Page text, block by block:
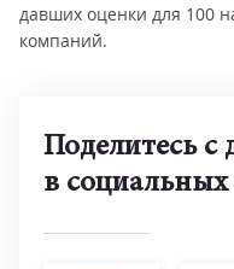
давших оценки для 100
компаний.
Поделитесь с
в социальных